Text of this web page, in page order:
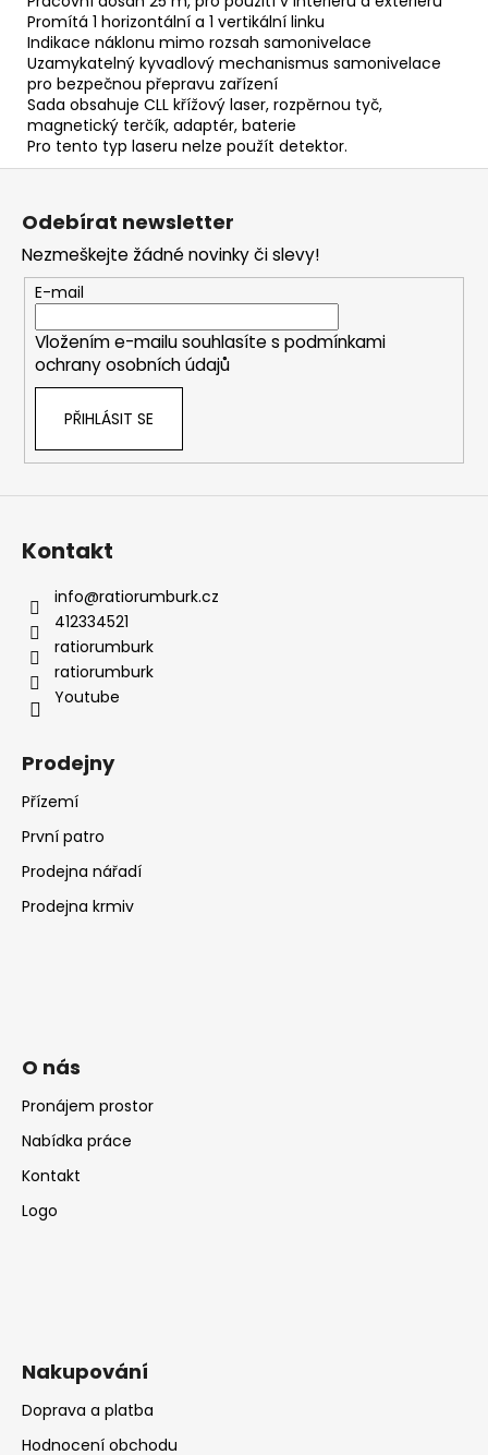
Promítá 1 horizontální a 1 vertikální linku
Indikace náklonu mimo rozsah samonivelace
Uzamykatelný kyvadlový mechanismus samonivelace
pro bezpečnou přepravu zařízení
Sada obsahuje CLL křížový laser, rozpěrnou tyč,
magnetický terčík, adaptér, baterie
Pro tento typ laseru nelze použít detektor.
Z
Odebírat newsletter
Nezmeškejte žádné novinky či slevy!
E-mail
Vložením e-mailu souhlasíte s podmínkami
ochrany osobních údajů
PŘIHLÁSIT SE
Kontakt
info@ratiorumburk.cz
412334521
ratiorumburk
ratiorumburk
Youtube
Prodejny
Přízemí
První patro
Prodejna nářadí
Prodejna krmiv
O nás
Pronájem prostor
Nabídka práce
Kontakt
Logo
Nakupování
Doprava a platba
Hodnocení obchodu